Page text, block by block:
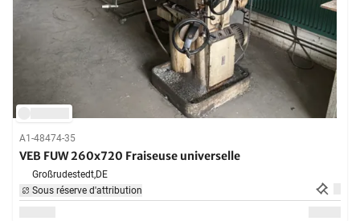
A1-48474-35
VEB FUW 260x720 Fraiseuse universelle
Großrudestedt,DE
Sous réserve d'attribution